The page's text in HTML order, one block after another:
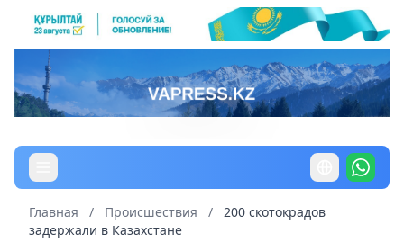
Главная / Происшествия /
200 скотокрадов
задержали в Казахстане